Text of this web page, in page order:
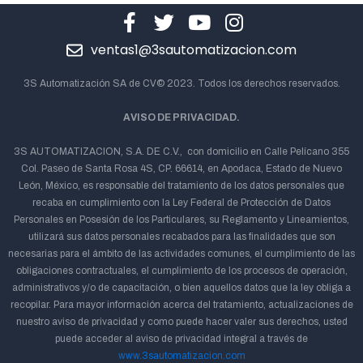
ventas1@3sautomatizacion.com
3S Automatización SA de CV© 2023. Todos los derechos reservados.
AVISO DE PRIVACIDAD.
3S AUTOMATIZACION, S.A. DE C.V., con domicilio en Calle Pelícano 355
Col. Paseo de Santa Rosa 4S, CP. 66614, en Apodaca, Estado de Nuevo
León, México, es responsable del tratamiento de los datos personales que
recaba en cumplimiento con la Ley Federal de Protección de Datos
Personales en Posesión de los Particulares, su Reglamento y Lineamientos,
utilizará sus datos personales recabados para las finalidades que son
necesarias para el ámbito de las actividades comunes, el cumplimiento de las
obligaciones contractuales, el cumplimiento de los procesos de operación,
administrativos y/o de capacitación, o bien aquellos datos que la ley obliga a
recopilar. Para mayor información acerca del tratamiento, actualizaciones de
nuestro aviso de privacidad y como puede hacer valer sus derechos, usted
puede acceder al aviso de privacidad integral a través de
www.3sautomatizacion.com